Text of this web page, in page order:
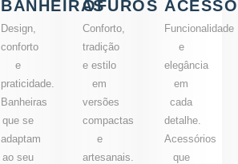
BANHEIRAS
Design,
conforto
e
praticidade.
Banheiras
que se
adaptam
ao seu
OFURÔS
Conforto,
tradição
e estilo
em
versões
compactas
e
artesanais.
Funcionalidade
e
elegância
em
cada
detalhe.
Acessórios
que